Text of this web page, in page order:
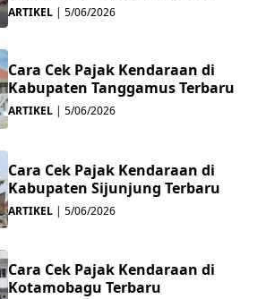
ARTIKEL | 5/06/2026
Cara Cek Pajak Kendaraan di
Kabupaten Tanggamus Terbaru
ARTIKEL | 5/06/2026
Cara Cek Pajak Kendaraan di
Kabupaten Sijunjung Terbaru
ARTIKEL | 5/06/2026
Cara Cek Pajak Kendaraan di
Kotamobagu Terbaru